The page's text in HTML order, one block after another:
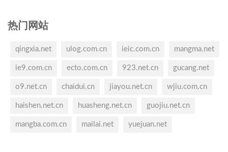
热门网站
qingxia.net ulog.com.cn ieic.com.cn mangma.net
ie9.com.cn ecto.com.cn 923.net.cn gucang.net
o9.net.cn chaidui.cn jiayou.net.cn wjiu.com.cn
haishen.net.cn huasheng.net.cn guojiu.net.cn
mangba.com.cn mailai.net yuejuan.net